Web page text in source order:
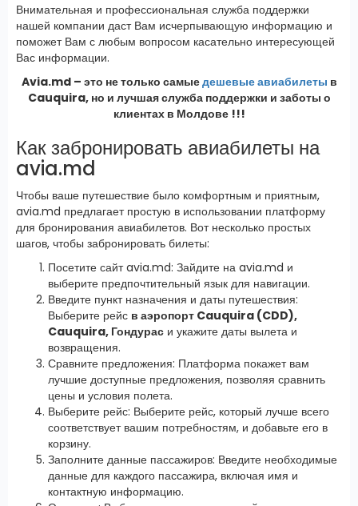
Внимательная и профессиональная служба поддержки
нашей компании даст Вам исчерпывающую информацию и
поможет Вам с любым вопросом касательно интересующей
Вас информации.
Avia.md – это не только самыедешевые авиабилеты в
Cauquira, но и лучшая служба поддержки и заботы о
клиентах в Молдове !!!
Как забронировать авиабилеты на
avia.md
Чтобы ваше путешествие было комфортным и приятным,
avia.md предлагает простую в использовании платформу
для бронирования авиабилетов. Вот несколько простых
шагов, чтобы забронировать билеты:
Посетите сайт avia.md: Зайдите на avia.md и
выберите предпочтительный язык для навигации.
Введите пункт назначения и даты путешествия:
Выберите рейс в аэропорт Cauquira (CDD),
Cauquira, Гондурас и укажите даты вылета и
возвращения.
Сравните предложения: Платформа покажет вам
лучшие доступные предложения, позволяя сравнить
цены и условия полета.
Выберите рейс: Выберите рейс, который лучше всего
соответствует вашим потребностям, и добавьте его в
корзину.
Заполните данные пассажиров: Введите необходимые
данные для каждого пассажира, включая имя и
контактную информацию.